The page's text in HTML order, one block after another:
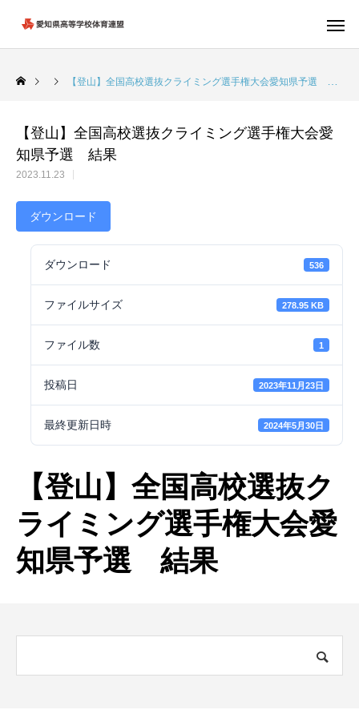
【登山】全国高校選抜クライミング選手権大会愛知県予選 結果
【登山】全国高校選抜クライミング選手権大会愛
知県予選 結果
2023.11.23
ダウンロード
ダウンロード 536
ファイルサイズ 278.95 KB
ファイル数 1
投稿日 2023年11月23日
最終更新日時 2024年5月30日
【登山】全国高校選抜ク
ライミング選手権大会愛
知県予選 結果